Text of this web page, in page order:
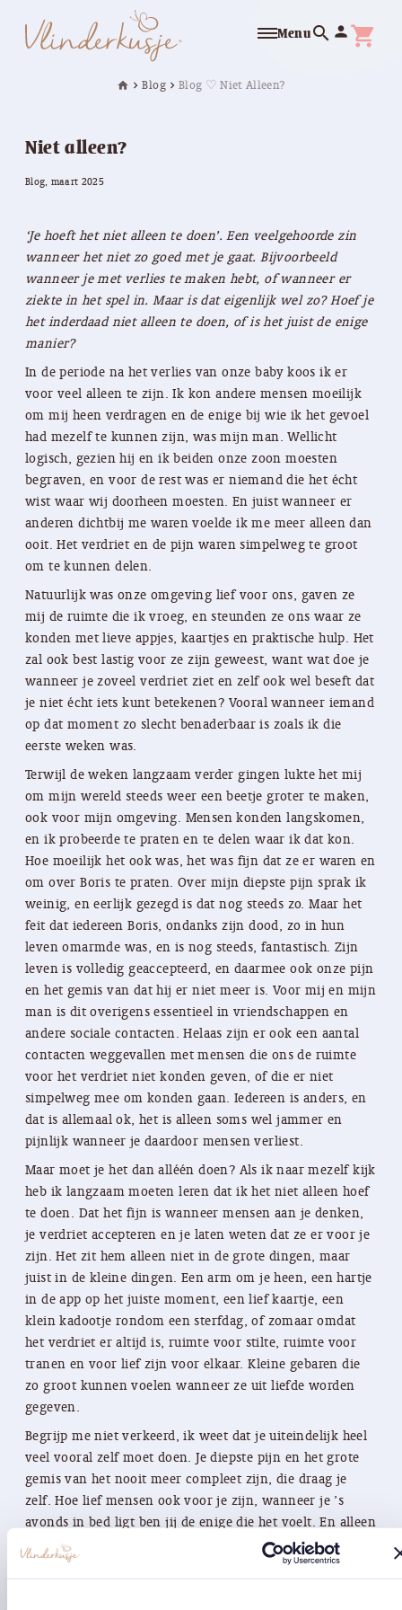
Menusearch person shopping_cart
home chevron_rightBlogchevron_right Blog ♡ Niet Alleen?
Niet alleen?
Blog, maart 2025
‘Je hoeft het niet alleen te doen’. Een veelgehoorde zin
wanneer het niet zo goed met je gaat. Bijvoorbeeld
wanneer je met verlies te maken hebt, of wanneer er
ziekte in het spel in. Maar is dat eigenlijk wel zo? Hoef je
het inderdaad niet alleen te doen, of is het juist de enige
manier?
In de periode na het verlies van onze baby koos ik er
voor veel alleen te zijn. Ik kon andere mensen moeilijk
om mij heen verdragen en de enige bij wie ik het gevoel
had mezelf te kunnen zijn, was mijn man. Wellicht
logisch, gezien hij en ik beiden onze zoon moesten
begraven, en voor de rest was er niemand die het écht
wist waar wij doorheen moesten. En juist wanneer er
anderen dichtbij me waren voelde ik me meer alleen dan
ooit. Het verdriet en de pijn waren simpelweg te groot
om te kunnen delen.
Natuurlijk was onze omgeving lief voor ons, gaven ze
mij de ruimte die ik vroeg, en steunden ze ons waar ze
konden met lieve appjes, kaartjes en praktische hulp. Het
zal ook best lastig voor ze zijn geweest, want wat doe je
wanneer je zoveel verdriet ziet en zelf ook wel beseft dat
je niet écht iets kunt betekenen? Vooral wanneer iemand
op dat moment zo slecht benaderbaar is zoals ik die
eerste weken was.
Terwijl de weken langzaam verder gingen lukte het mij
om mijn wereld steeds weer een beetje groter te maken,
ook voor mijn omgeving. Mensen konden langskomen,
en ik probeerde te praten en te delen waar ik dat kon.
Hoe moeilijk het ook was, het was fijn dat ze er waren en
om over Boris te praten. Over mijn diepste pijn sprak ik
weinig, en eerlijk gezegd is dat nog steeds zo. Maar het
feit dat iedereen Boris, ondanks zijn dood, zo in hun
leven omarmde was, en is nog steeds, fantastisch. Zijn
leven is volledig geaccepteerd, en daarmee ook onze pijn
en het gemis van dat hij er niet meer is. Voor mij en mijn
man is dit overigens essentieel in vriendschappen en
andere sociale contacten. Helaas zijn er ook een aantal
contacten weggevallen met mensen die ons de ruimte
voor het verdriet niet konden geven, of die er niet
simpelweg mee om konden gaan. Iedereen is anders, en
dat is allemaal ok, het is alleen soms wel jammer en
pijnlijk wanneer je daardoor mensen verliest.
Maar moet je het dan alléén doen? Als ik naar mezelf kijk
heb ik langzaam moeten leren dat ik het niet alleen hoef
te doen. Dat het fijn is wanneer mensen aan je denken,
je verdriet accepteren en je laten weten dat ze er voor je
zijn. Het zit hem alleen niet in de grote dingen, maar
juist in de kleine dingen. Een arm om je heen, een hartje
in de app op het juiste moment, een lief kaartje, een
klein kadootje rondom een sterfdag, of zomaar omdat
het verdriet er altijd is, ruimte voor stilte, ruimte voor
tranen en voor lief zijn voor elkaar. Kleine gebaren die
zo groot kunnen voelen wanneer ze uit liefde worden
gegeven.
Begrijp me niet verkeerd, ik weet dat je uiteindelijk heel
veel vooral zelf moet doen. Je diepste pijn en het grote
gemis van het nooit meer compleet zijn, die draag je
zelf. Hoe lief mensen ook voor je zijn, wanneer je ’s
avonds in bed ligt ben jij de enige die het voelt. En alleen
jij weet hoe verscheurd je van binnen bent, en alleen jij
kunt stappen zetten in jouw nieuwe wereld. Een wereld